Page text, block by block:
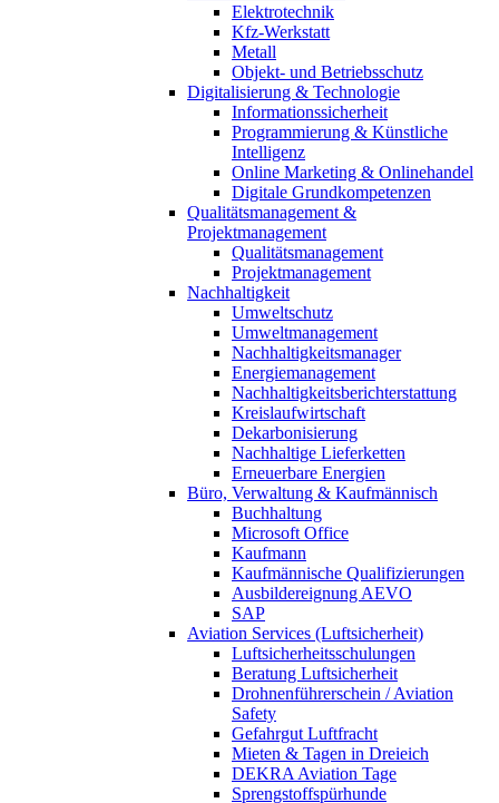
Elektrotechnik
Kfz-Werkstatt
Metall
Objekt- und Betriebsschutz
Digitalisierung & Technologie
Informationssicherheit
Programmierung & Künstliche
Intelligenz
Online Marketing & Onlinehandel
Digitale Grundkompetenzen
Qualitätsmanagement &
Projektmanagement
Qualitätsmanagement
Projektmanagement
Nachhaltigkeit
Umweltschutz
Umweltmanagement
Nachhaltigkeitsmanager
Energiemanagement
Nachhaltigkeitsberichterstattung
Kreislaufwirtschaft
Dekarbonisierung
Nachhaltige Lieferketten
Erneuerbare Energien
Büro, Verwaltung & Kaufmännisch
Buchhaltung
Microsoft Office
Kaufmann
Kaufmännische Qualifizierungen
Ausbildereignung AEVO
SAP
Aviation Services (Luftsicherheit)
Luftsicherheitsschulungen
Beratung Luftsicherheit
Drohnenführerschein / Aviation
Safety
Gefahrgut Luftfracht
Mieten & Tagen in Dreieich
DEKRA Aviation Tage
Sprengstoffspürhunde